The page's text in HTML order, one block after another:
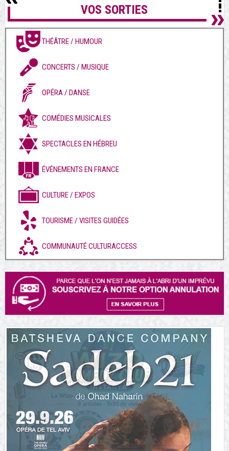
VOS SORTIES
THÉÂTRE / HUMOUR
CONCERTS / MUSIQUE
OPÉRA / DANSE
COMÉDIES MUSICALES
SPECTACLES EN HÉBREU
ÉVÉNEMENTS EN FRANCE
CULTURE / EXPOS
TOURISME / VISITES GUIDÉES
COMMUNAUTÉ CULTURACCESS